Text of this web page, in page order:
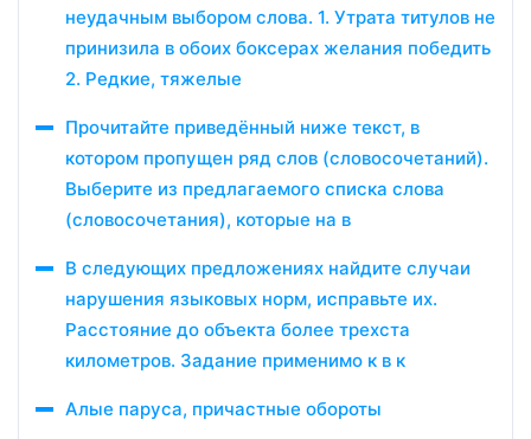
неудачным выбором слова. 1. Утрата титулов не
принизила в обоих боксерах желания победить
2. Редкие, тяжелые
Прочитайте приведённый ниже текст, в
котором пропущен ряд слов (словосочетаний).
Выберите из предлагаемого списка слова
(словосочетания), которые на в
В следующих предложениях найдите случаи
нарушения языковых норм, исправьте их.
Расстояние до объекта более трехста
километров. Задание применимо к в к
Алые паруса, причастные обороты